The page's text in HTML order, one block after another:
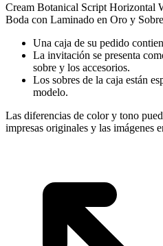
Cream Botanical Script Horizontal
Boda con Laminado en Oro y
Una caja de su pedido
La invitación se presenta
sobre y los accesorios.
Los sobres de la caja están
modelo.
Las diferencias de color y tono
impresas originales y las imágenes